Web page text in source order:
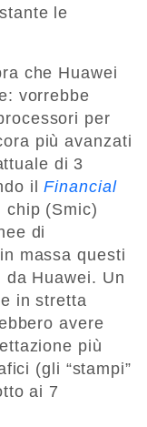
le
che Huawei
vorrebbe
per
più avanzati
di 3
ilFinancial
chip (Smic)
di
massa questi
Huawei. Un
in stretta
avere
più
(gli “stampi”
ai 7